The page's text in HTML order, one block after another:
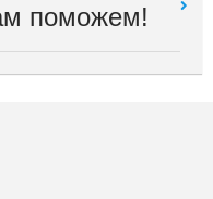
поможем!